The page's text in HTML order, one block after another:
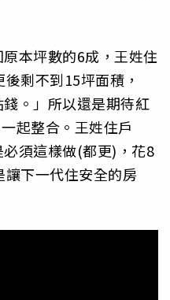
本坪數的6成，王姓住
剩不到15坪面積，
錢。」所以還是期待紅
起整合。王姓住戶
須這樣做(都更)，花8
下一代住安全的房